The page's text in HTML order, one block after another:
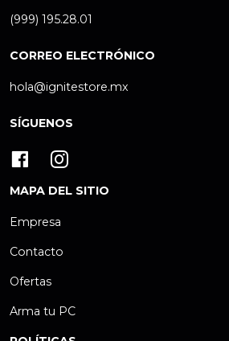
(999) 195.28.01
CORREO ELECTRÓNICO
hola@ignitestore.mx
SÍGUENOS
MAPA DEL SITIO
Empresa
Contacto
Ofertas
Arma tu PC